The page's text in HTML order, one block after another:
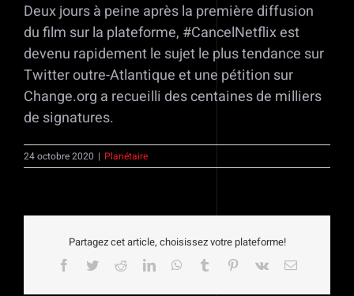
Deux jours à peine après la première diffusion
du film sur la plateforme, #CancelNetflix est
devenu rapidement le sujet le plus tendance sur
Twitter outre-Atlantique et une pétition sur
Change.org a recueilli des centaines de milliers
de signatures.
24 octobre 2020 | Planétaire
Partagez cet article, choisissez votre plateforme!
Facebook
TwitterRedditLinkedInWhatsApp
Tumblr Pinterest
Vk Email